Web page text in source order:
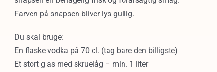
Farven på snapsen bliver lys gullig.
Du skal bruge:
En flaske vodka på 70 cl. (tag bare den billigste)
Et stort glas med skruelåg – min. 1 liter